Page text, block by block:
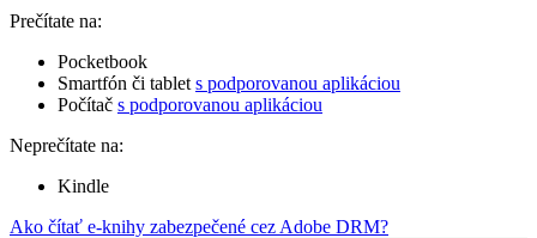
Prečítate na:
Pocketbook
Smartfón či tablet s podporovanou aplikáciou
Počítač s podporovanou aplikáciou
Neprečítate na:
Kindle
Ako čítať e-knihy zabezpečené cez Adobe DRM?